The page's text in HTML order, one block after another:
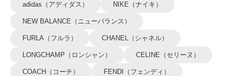
adidas（アディダス） NIKE（ナイキ）
NEW BALANCE（ニューバランス）
FURLA（フルラ） CHANEL（シャネル）
LONGCHAMP（ロンシャン） CELINE（セリーヌ）
COACH（コーチ） FENDI（フェンディ）